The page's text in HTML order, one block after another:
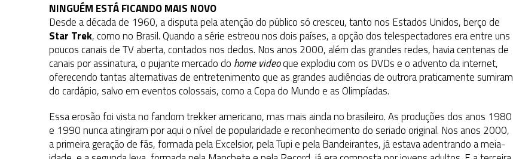
NINGUÉM ESTÁ FICANDO MAIS NOVO
Desde a década de 1960, a disputa pela atenção do público só cresceu, tanto nos Estados Unidos, berço de
Star Trek, como no Brasil. Quando a série estreou nos dois países, a opção dos telespectadores era entre uns
poucos canais de TV aberta, contados nos dedos. Nos anos 2000, além das grandes redes, havia centenas de
canais por assinatura, o pujante mercado do home videoque explodiu com os DVDs e o advento da internet,
oferecendo tantas alternativas de entretenimento que as grandes audiências de outrora praticamente sumiram
do cardápio, salvo em eventos colossais, como a Copa do Mundo e as Olimpíadas.
Essa erosão foi vista no fandom trekker americano, mas mais ainda no brasileiro. As produções dos anos 1980
e 1990 nunca atingiram por aqui o nível de popularidade e reconhecimento do seriado original. Nos anos 2000,
a primeira geração de fãs, formada pela Excelsior, pela Tupi e pela Bandeirantes, já estava adentrando a meia-